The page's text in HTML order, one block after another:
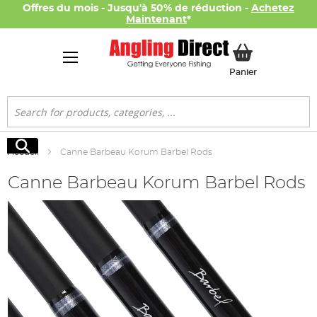
Offres du mois - Jusqu'à 50% de réduction - Achetez
Maintenant*
PanierMon panier
Rechercher
Rechercher
Accueil Canne Barbeau Korum Barbel Rods
Canne Barbeau Korum Barbel Rods
Skip
of
the
images
gallery